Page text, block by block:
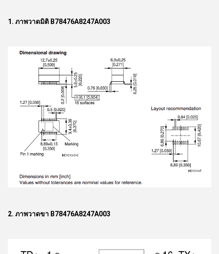
1. ภาพวาดมิติ B78476A8247A003
2. ภาพวาดขา B78476A8247A003